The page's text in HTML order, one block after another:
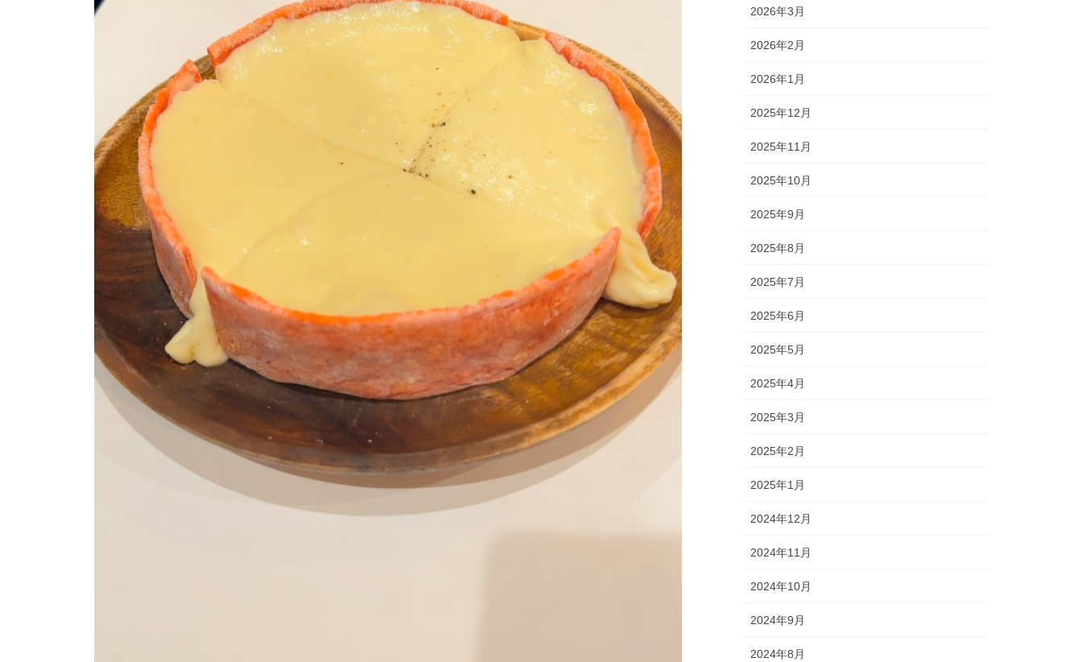
2026年3月
2026年2月
2026年1月
2025年12月
2025年11月
2025年10月
2025年9月
2025年8月
2025年7月
2025年6月
2025年5月
2025年4月
2025年3月
2025年2月
2025年1月
2024年12月
2024年11月
2024年10月
2024年9月
2024年8月